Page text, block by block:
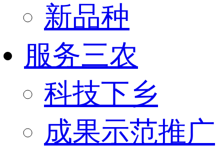
新品种
服务三农
科技下乡
成果示范推广